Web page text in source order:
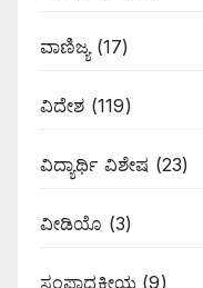
ವಾಣಿಜ್ಯ(17)
ವಿದೇಶ (119)
ವಿದ್ಯಾರ್ಥಿ ವಿಶೇಷ (23)
ವೀಡಿಯೊ (3)
ಸಂಪಾದಕೀಯ (9)